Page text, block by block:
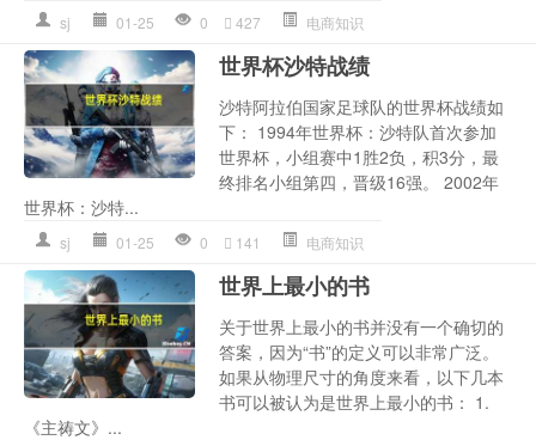
sj 01-25 0 427 电商知识
世界杯沙特战绩
沙特阿拉伯国家足球队的世界杯战绩如
下： 1994年世界杯：沙特队首次参加
世界杯，小组赛中1胜2负，积3分，最
终排名小组第四，晋级16强。 2002年
世界杯：沙特...
sj 01-25 0 141 电商知识
世界上最小的书
关于世界上最小的书并没有一个确切的
答案，因为“书”的定义可以非常广泛。
如果从物理尺寸的角度来看，以下几本
书可以被认为是世界上最小的书： 1.
《主祷文》...